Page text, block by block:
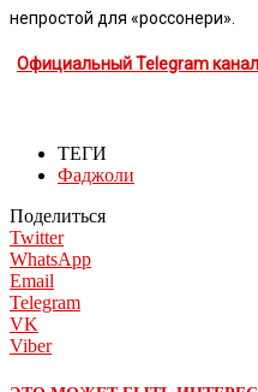
непростой для «россонери».
Официальный Telegram
ТЕГИ
Фаджоли
Поделиться
Twitter
WhatsApp
Email
Telegram
VK
Viber